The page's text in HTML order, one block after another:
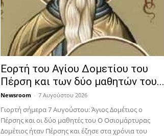
Εορτή του Αγίου Δομετίου του
Πέρση και των δύο μαθητών του...
Newsroom - 7 Αυγούστου 2026
Γιορτή σήμερα 7 Αυγούστου: Άγιος Δομέτιος ο
Πέρσης και οι δύο μαθητές του Ο Oσιομάρτυρας
Δομέτιος ήταν Πέρσης και έζησε στα χρόνια του